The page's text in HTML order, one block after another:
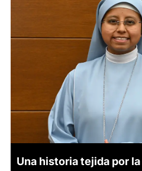
Una historia tejida por